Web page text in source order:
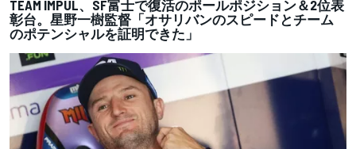
TEAM IMPUL、SF富士で復活のポールポジション＆2位表
彰台。星野一樹監督「オサリバンのスピードとチーム
のポテンシャルを証明できた」